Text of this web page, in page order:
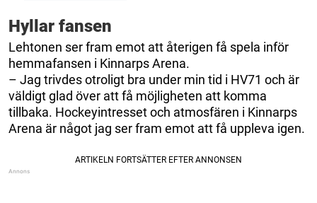
Hyllar fansen
Lehtonen ser fram emot att återigen få spela inför
hemmafansen i Kinnarps Arena.
– Jag trivdes otroligt bra under min tid i HV71 och är
väldigt glad över att få möjligheten att komma
tillbaka. Hockeyintresset och atmosfären i Kinnarps
Arena är något jag ser fram emot att få uppleva igen.